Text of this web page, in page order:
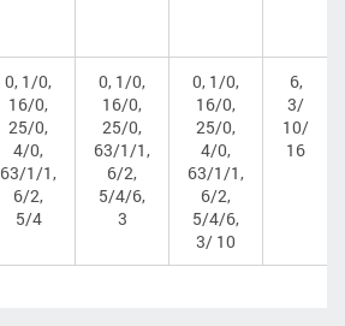
0, 1/0,
16/0,
25/0,
4/0,
63/1/1,
6/2,
5/4
0, 1/0,
16/0,
25/0,
63/1/1,
6/2,
5/4/6,
3
0, 1/0,
16/0,
25/0,
4/0,
63/1/1,
6/2,
5/4/6,
3/ 10
6,
3/
10/
16